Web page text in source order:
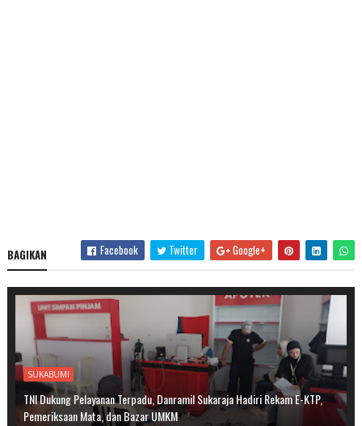
BAGIKAN Facebook Twitter Google+
SUKABUMI
TNI Dukung Pelayanan Terpadu, Danramil Sukaraja Hadiri Rekam E-KTP,
Pemeriksaan Mata, dan Bazar UMKM